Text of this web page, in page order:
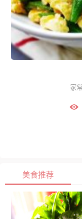
家
美食推荐